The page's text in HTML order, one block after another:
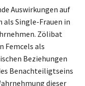
Auswirkungen auf
als Single-Frauen in
Zölibat
Femcels als
Beziehungen
Benachteiligtseins
dieser